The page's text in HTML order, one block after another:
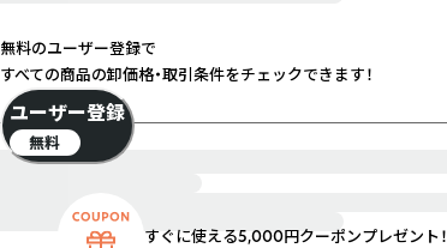
無料のユーザー登録で
すべての商品の卸価格・取引条件をチェックできます！
ユーザー登録
無料
すぐに使える5,000円クーポンプレゼント！